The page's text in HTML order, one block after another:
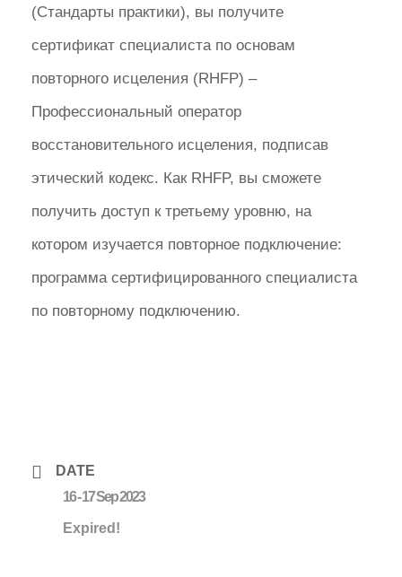
(Стандарты практики), вы получите
сертификат специалиста по основам
повторного исцеления (RHFP) –
Профессиональный оператор
восстановительного исцеления, подписав
этический кодекс. Как RHFP, вы сможете
получить доступ к третьему уровню, на
котором изучается повторное подключение:
программа сертифицированного специалиста
по повторному подключению.
DATE
16 - 17 Sep 2023
Expired!